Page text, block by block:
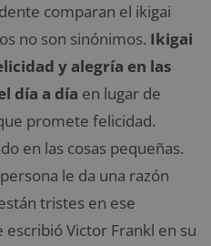
comparan el ikigai
no son sinónimos. Ikigai
y alegría en las
día a día en lugar de
promete felicidad.
en las cosas pequeñas.
le da una razón
tristes en ese
Victor Frankl en su